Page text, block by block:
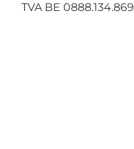
TVA BE 0888.134.869